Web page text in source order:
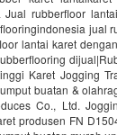
rubberfloor
jual
lantai karet
Karet Jogging
buatan &
Co., Ltd.
produsen FN